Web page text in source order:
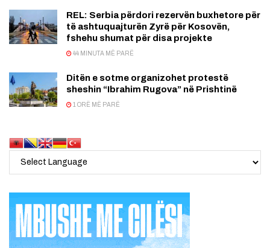
REL: Serbia përdori rezervën buxhetore për
të ashtuquajturën Zyrë për Kosovën,
fshehu shumat për disa projekte
44 MINUTA MË PARË
Ditën e sotme organizohet protestë
sheshin “Ibrahim Rugova” në Prishtinë
1 ORË MË PARË